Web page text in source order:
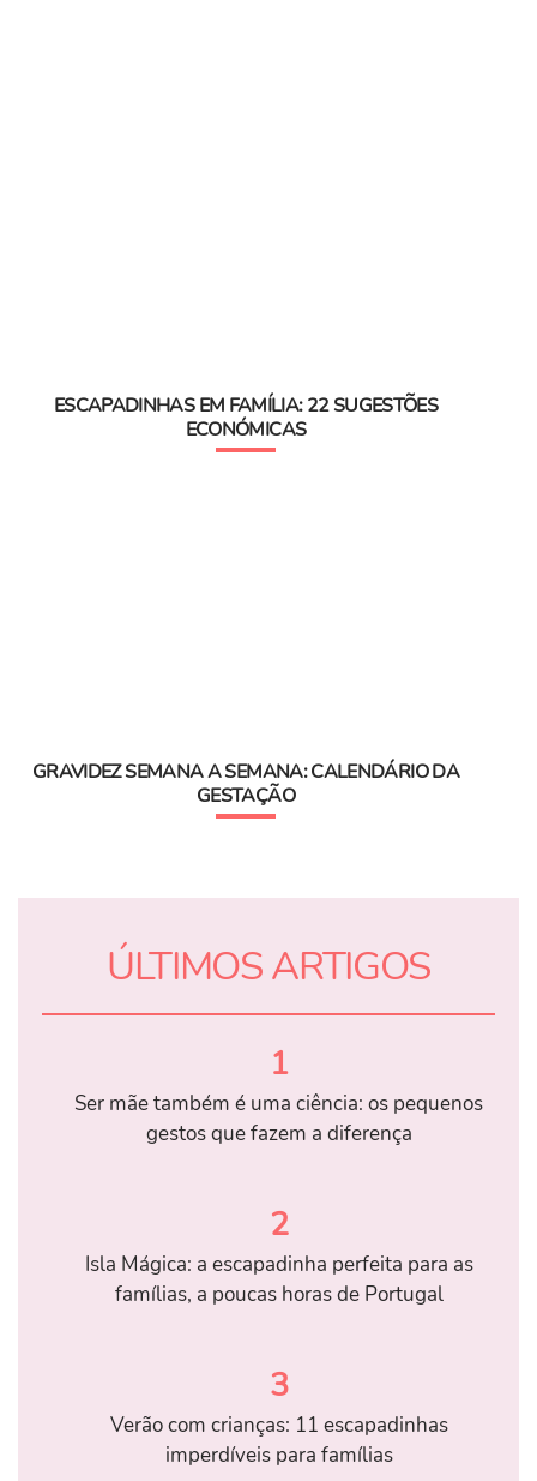
ESCAPADINHAS EM FAMÍLIA: 22 SUGESTÕES
ECONÓMICAS
GRAVIDEZ SEMANA A SEMANA: CALENDÁRIO DA
GESTAÇÃO
ÚLTIMOS ARTIGOS
1
Ser mãe também é uma ciência: os pequenos
gestos que fazem a diferença
2
Isla Mágica: a escapadinha perfeita para as
famílias, a poucas horas de Portugal
3
Verão com crianças: 11 escapadinhas
imperdíveis para famílias